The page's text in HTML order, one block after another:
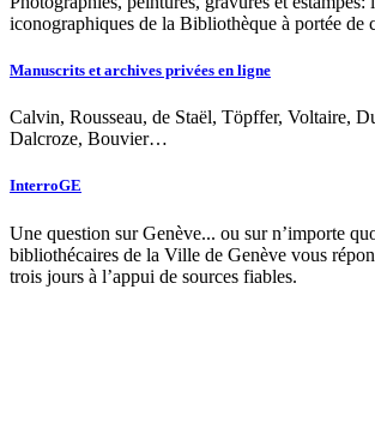
iconographiques de la Bibliothèque à portée de
Manuscrits et archives privées en ligne
Calvin, Rousseau, de Staël, Töpffer, Voltaire,
Dalcroze, Bouvier…
InterroGE
Une question sur Genève... ou sur n’importe
bibliothécaires de la Ville de Genève vous
trois jours à l’appui de sources fiables.